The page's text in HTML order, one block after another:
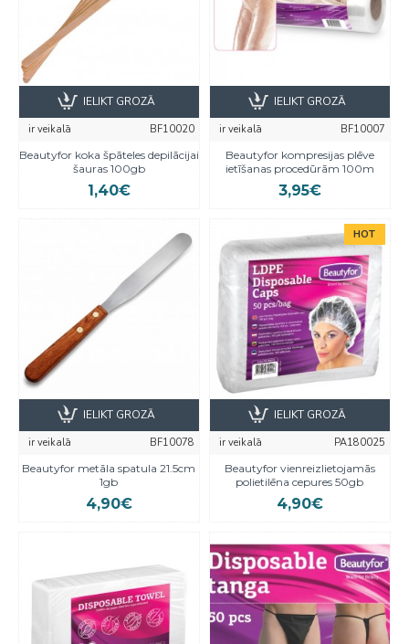
ir veikalā
BF10020
Beautyfor koka špāteles depilācijai
šauras 100gb
1,40€
IELIKT GROZĀ
ir veikalā
BF10007
Beautyfor kompresijas plēve
ietīšanas procedūrām 100m
3,95€
IELIKT GROZĀ
ir veikalā
BF10078
Beautyfor metāla spatula 21.5cm
1gb
4,90€
IELIKT GROZĀ
HOT
ir veikalā
PA180025
Beautyfor vienreizlietojamās
polietilēna cepures 50gb
4,90€
IELIKT GROZĀ